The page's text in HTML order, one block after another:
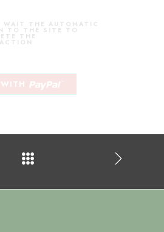
WAIT THE AUTOMATIC
TO THE SITE TO
THE